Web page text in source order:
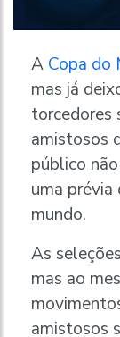
A Copa do
mas já
torcedores
amistosos
público
uma
mundo.
As
mas ao
amistosos